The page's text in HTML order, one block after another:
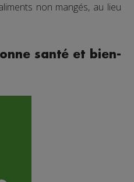
non mangés, au lieu
santé et bien-